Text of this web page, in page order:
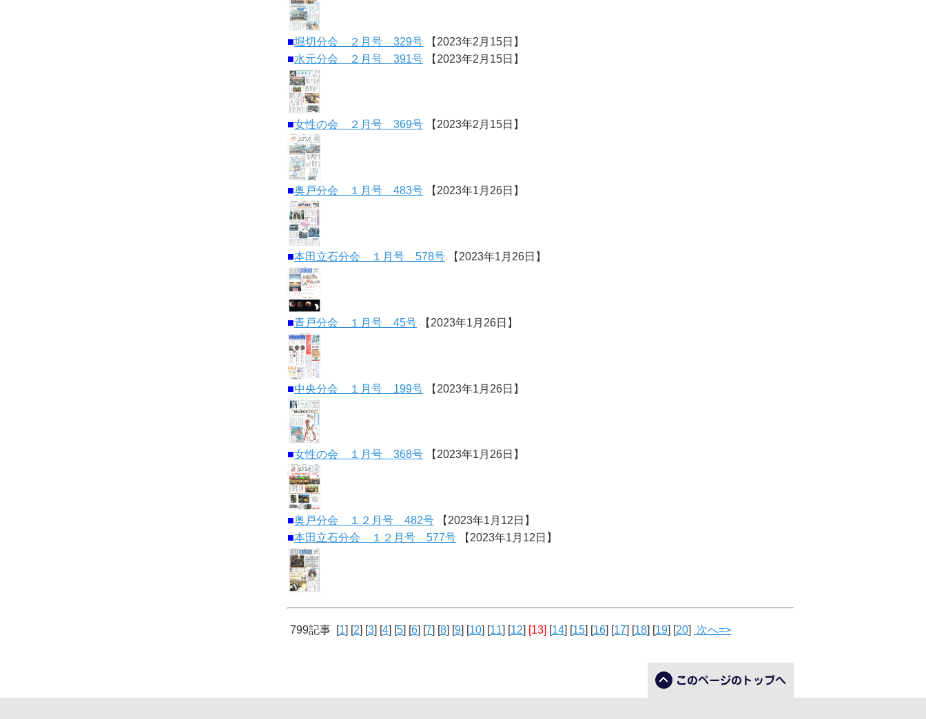
■堀切分会 ２月号 329号 【2023年2月15日】
■水元分会 ２月号 391号 【2023年2月15日】
■女性の会 ２月号 369号 【2023年2月15日】
■奥戸分会 １月号 483号 【2023年1月26日】
■本田立石分会 １月号 578号 【2023年1月26日】
■青戸分会 １月号 45号 【2023年1月26日】
■中央分会 １月号 199号 【2023年1月26日】
■女性の会 １月号 368号 【2023年1月26日】
■奥戸分会 １２月号 482号 【2023年1月12日】
■本田立石分会 １２月号 577号 【2023年1月12日】
799記事 [1] [2] [3] [4] [5] [6] [7] [8] [9] [10] [11] [12] [13] [14] [15] [16] [17] [18] [19] [20] 次へ=>